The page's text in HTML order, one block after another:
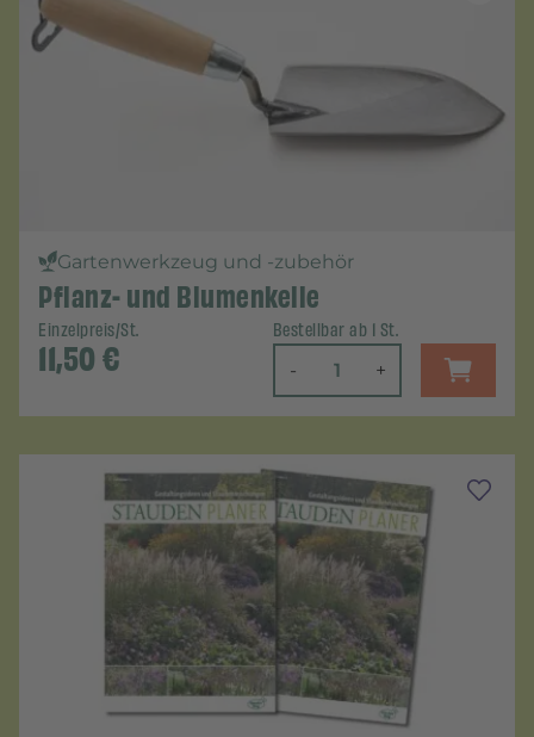
Gartenwerkzeug und -zubehör
Pflanz- und Blumenkelle
Einzelpreis/St.
11,50€
Bestellbar ab 1 St.
- +